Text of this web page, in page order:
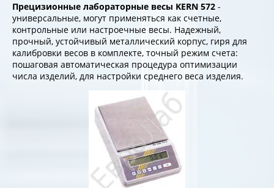
Прецизионные лабораторные весы KERN 572 -
универсальные, могут применяться как счетные,
контрольные или настроечные весы. Надежный,
прочный, устойчивый металлический корпус, гиря для
калибровки весов в комплекте, точный режим счета:
пошаговая автоматическая процедура оптимизации
числа изделий, для настройки среднего веса изделия.